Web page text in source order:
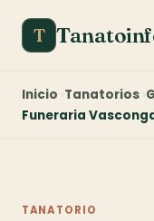
T
Inicio Tanatorios
Funeraria
TANATORIO